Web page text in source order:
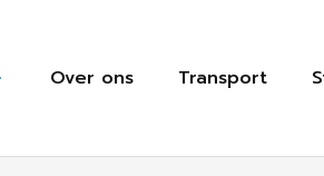
Over ons Transport